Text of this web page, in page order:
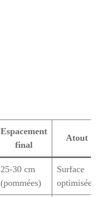
Espacement
final
Atout
25-30 cm
(pommées)
Surface
optimisée